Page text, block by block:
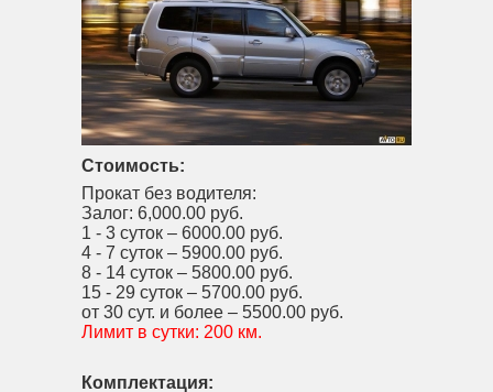
Стоимость:
Прокат без водителя:
Залог: 6,000.00 руб.
1 - 3 суток – 6000.00 руб.
4 - 7 суток – 5900.00 руб.
8 - 14 суток – 5800.00 руб.
15 - 29 суток – 5700.00 руб.
от 30 сут. и более – 5500.00 руб.
Лимит в сутки: 200 км.
Комплектация: